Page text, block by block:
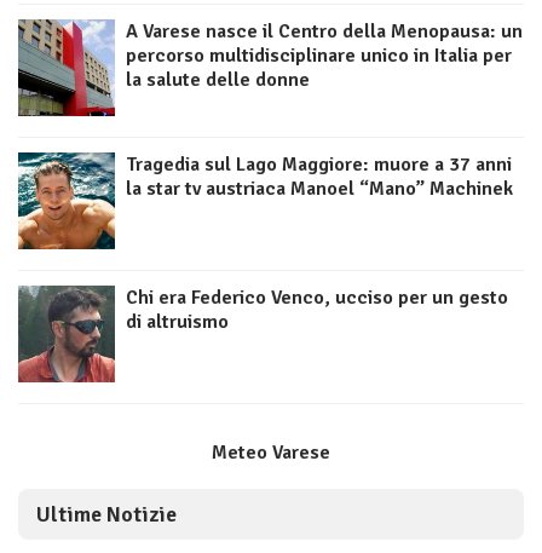
A Varese nasce il Centro della Menopausa: un
percorso multidisciplinare unico in Italia per
la salute delle donne
Tragedia sul Lago Maggiore: muore a 37 anni
la star tv austriaca Manoel “Mano” Machinek
Chi era Federico Venco, ucciso per un gesto
di altruismo
Meteo Varese
Ultime Notizie